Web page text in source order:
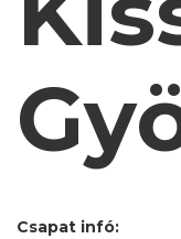
Csapat infó: